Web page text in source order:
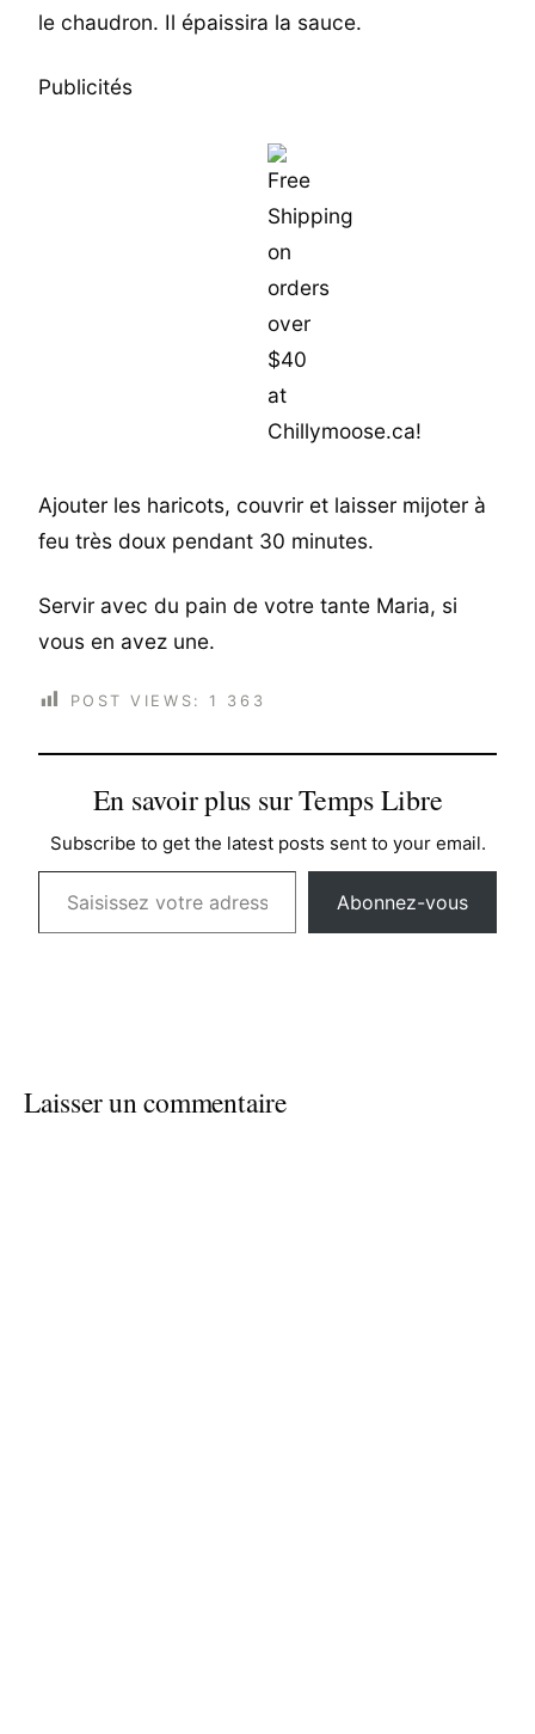
le chaudron. Il épaissira la sauce.
Publicités
Ajouter les haricots, couvrir et laisser mijoter à
feu très doux pendant 30 minutes.
Servir avec du pain de votre tante Maria, si
vous en avez une.
POST VIEWS: 1 363
En savoir plus sur Temps Libre
Subscribe to get the latest posts sent to your email.
Saisissez votre adresse e-mail…
Abonnez-vous
Laisser un commentaire